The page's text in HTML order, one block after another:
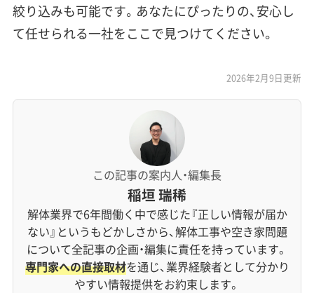
絞り込みも可能です。あなたにぴったりの、安心し
て任せられる一社をここで見つけてください。
2026年2月9日更新
この記事の案内人・編集長
稲垣 瑞稀
解体業界で6年間働く中で感じた『正しい情報が届か
ない』というもどかしさから、解体工事や空き家問題
について全記事の企画・編集に責任を持っています。
専門家への直接取材を通じ、業界経験者として分かり
やすい情報提供をお約束します。